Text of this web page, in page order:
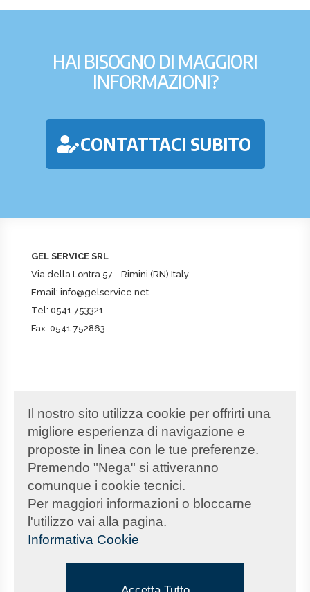
HAI BISOGNO DI MAGGIORI
INFORMAZIONI?
CONTATTACI SUBITO
GEL SERVICE SRL
Via della Lontra 57 - Rimini (RN) Italy
Email: info@gelservice.net
Tel: 0541 753321
Fax: 0541 752863
Partita IVA02347220408
REARN-259251
PECgelservice@pec.it
Capitale Sociale€100.000,00
PRIVACY
Il nostro sito utilizza cookie per offrirti una
migliore esperienza di navigazione e
proposte in linea con le tue preferenze.
Premendo "Nega" si attiveranno
comunque i cookie tecnici.
Per maggiori informazioni o bloccarne
l'utilizzo vai alla pagina.
Informativa Cookie